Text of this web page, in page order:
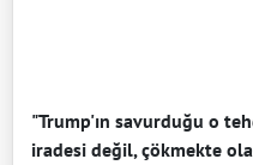
"Trump'ın savurduğu o
iradesi değil, çökmekte